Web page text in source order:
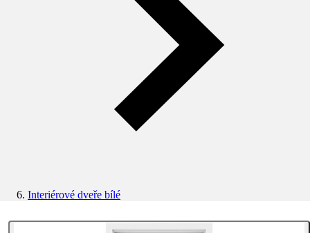
Interiérové dveře bílé